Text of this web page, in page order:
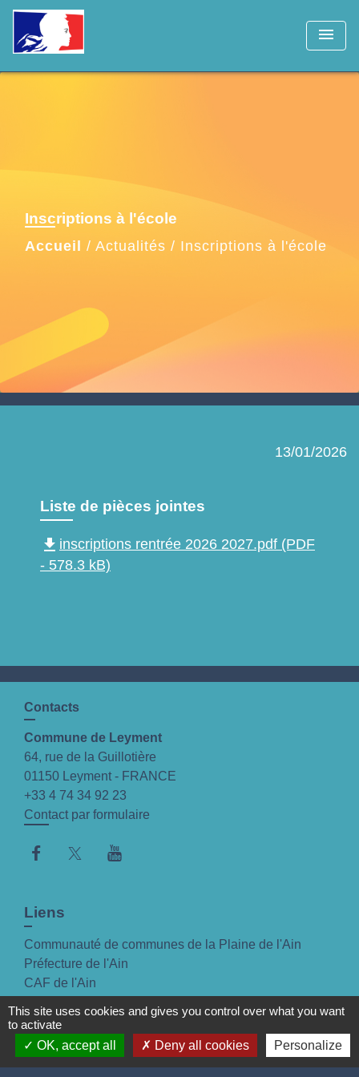
menu
Inscriptions à l'école
Accueil / Actualités / Inscriptions à l'école
13/01/2026
Liste de pièces jointes
file_download inscriptions rentrée 2026 2027.pdf (PDF
- 578.3 kB)
Contacts
Commune de Leyment
64, rue de la Guillotière
01150 Leyment - FRANCE
+33 4 74 34 92 23
Contact par formulaire
Liens
Communauté de communes de la Plaine de l'Ain
Préfecture de l'Ain
CAF de l'Ain
Agence Nationale Des Titres Sécurisés
Mentions légales - Politique de confidentialité -
This site uses cookies and gives you control over what you want
to activate
OK, accept all
Deny all cookies Personalize